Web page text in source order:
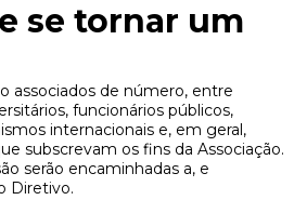
se tornar um
associados de número, entre
funcionários públicos,
internacionais e, em geral,
subscrevam os fins da Associação.
serão encaminhadas a, e
Diretivo.